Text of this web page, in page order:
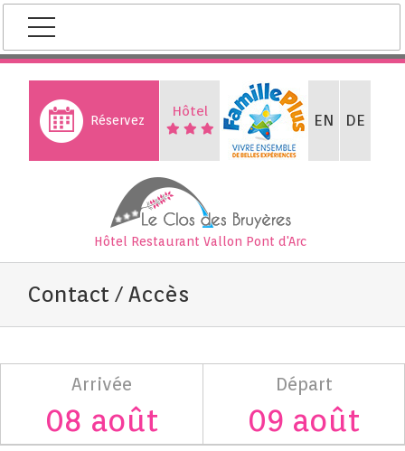
Skip
content
Réservez
Hôtel EN DE
Hôtel Restaurant Vallon Pont d'Arc
Contact / Accès
Arrivée Départ